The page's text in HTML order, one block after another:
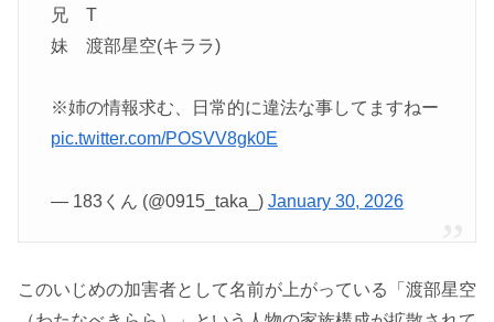
兄 T
妹 渡部星空(キララ)
※姉の情報求む、日常的に違法な事してますねー
pic.twitter.com/POSVV8gk0E
— 183くん (@0915_taka_) January 30, 2026
このいじめの加害者として名前が上がっている「渡部星空